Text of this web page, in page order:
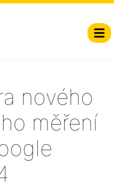
nového
měření